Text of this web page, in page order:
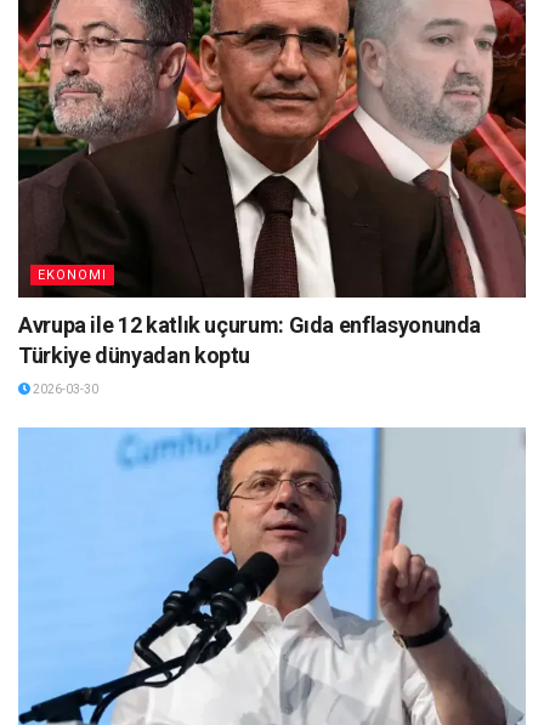
EKONOMI
Avrupa ile 12 katlık uçurum: Gıda enflasyonunda
Türkiye dünyadan koptu
2026-03-30